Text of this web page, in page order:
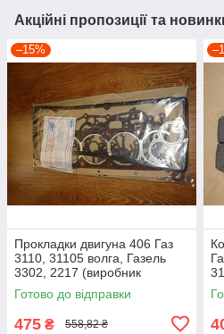
Акційні пропозиції та
–15%
Прокладки двигуна 406 Газ
3110, 31105 волга, Газель
3302, 2217 (виробник
Автосвіт, Україна) 17 позицій
Готово до відправки
475 ₴ 558,82 ₴